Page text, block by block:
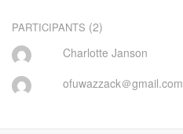
PARTICIPANTS (2)
Charlotte Janson
ofuwazzack＠gmail.com